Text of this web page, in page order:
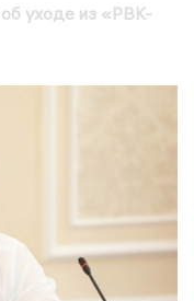
об уходе из «РВК-